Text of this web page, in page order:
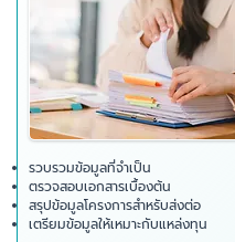
รวบรวมข้อมูลที่จำเป็น
ตรวจสอบเอกสารเบื้องต้น
สรุปข้อมูลโครงการสำหรับส่งต่อ
เตรียมข้อมูลให้เหมาะกับแหล่งทุน